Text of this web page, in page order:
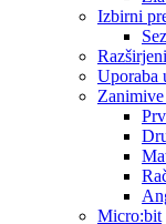
Izbirni
Uporaba
Micro:bit